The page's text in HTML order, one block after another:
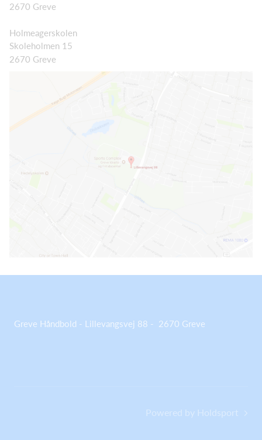
2670 Greve
Holmeagerskolen
Skoleholmen 15
2670 Greve
Greve Håndbold - Lillevangsvej 88 - 2670 Greve
Powered by Holdsport